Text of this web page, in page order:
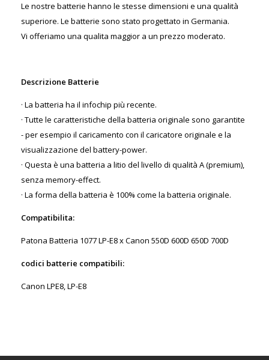
Le nostre batterie hanno le stesse dimensioni e una qualità
superiore. Le batterie sono stato progettato in Germania.
Vi offeriamo una qualita maggior a un prezzo moderato.
Descrizione Batterie
· La batteria ha il infochip più recente.
· Tutte le caratteristiche della batteria originale sono garantite
- per esempio il caricamento con il caricatore originale e la
visualizzazione del battery-power.
· Questa è una batteria a litio del livello di qualità A (premium),
senza memory-effect.
· La forma della batteria è 100% come la batteria originale.
Compatibilita:
Patona Batteria 1077 LP-E8 x Canon 550D 600D 650D 700D
codici batterie compatibili:
Canon LPE8, LP-E8